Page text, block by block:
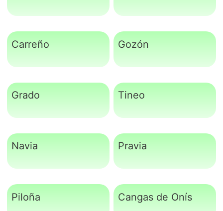
Carreño Gozón
Grado Tineo
Navia Pravia
Piloña Cangas de Onís